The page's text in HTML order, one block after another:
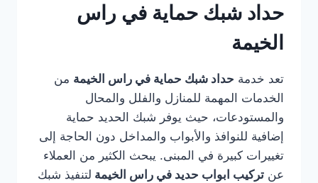
حداد شبك حماية في راس
الخيمة
تعد خدمة حداد شبك حماية في راس الخيمة من
الخدمات المهمة للمنازل والفلل والمحال
والمستودعات، حيث يوفر شبك الحديد حماية
إضافية للنوافذ والأبواب والمداخل دون الحاجة إلى
تغييرات كبيرة في المبنى. يبحث الكثير من العملاء
عن تركيب ابواب حديد في راس الخيمة لتنفيذ شبك